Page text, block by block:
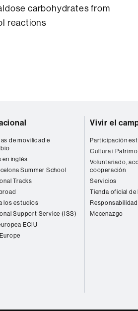
carbohydrates from
reactions
de movilidad e
en inglés
Summer School
Tracks
los estudios
Support Service (ISS)
ECIU
Vivir el
Participación
Cultura i
Voluntariado,
cooperación
Servicios
Tienda oficial de
Mecenazgo